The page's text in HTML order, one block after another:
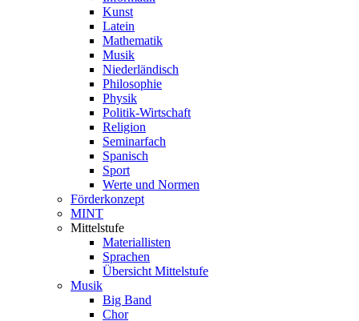
Kunst
Latein
Mathematik
Musik
Niederländisch
Philosophie
Physik
Politik-Wirtschaft
Religion
Seminarfach
Spanisch
Sport
Werte und Normen
Förderkonzept
MINT
Mittelstufe
Materiallisten
Sprachen
Übersicht Mittelstufe
Musik
Big Band
Chor